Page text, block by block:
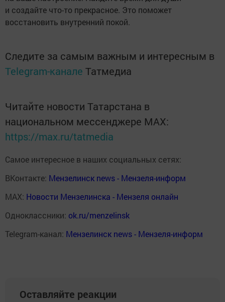
и создайте что-то прекрасное. Это поможет
восстановить внутренний покой.
Следите за самым важным и интересным в
Telegram-канале Татмедиа
Читайте новости Татарстана в
национальном мессенджере MАХ:
https://max.ru/tatmedia
Самое интересное в наших социальных сетях:
ВКонтакте: Мензелинск news - Мензеля-информ
MAX: Новости Мензелинска - Мензеля онлайн
Одноклассники: ok.ru/menzelinsk
Telegram-канал: Мензелинск news - Мензеля-информ
Оставляйте реакции